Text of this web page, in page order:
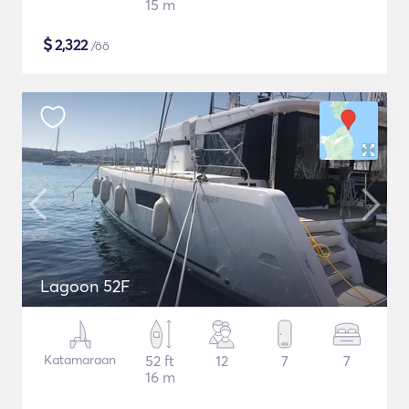
15 m
$2,322/öö
Lagoon 52F
Katamaraan
52 ft
16 m
12 7 7